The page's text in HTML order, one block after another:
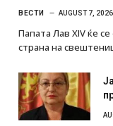
ВЕСТИ AUGUST 7, 2026
Папата Лав XIV ќе
страна на